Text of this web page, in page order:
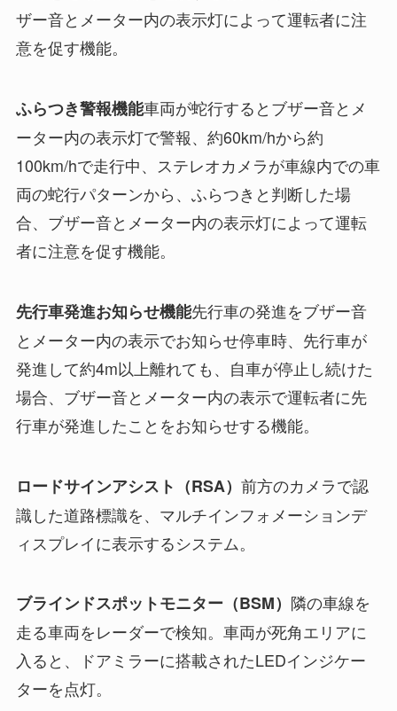
ザー音とメーター内の表示灯によって運転者に注
意を促す機能。
ふらつき警報機能車両が蛇行するとブザー音とメ
ーター内の表示灯で警報、約60km/hから約
100km/hで走行中、ステレオカメラが車線内での車
両の蛇行パターンから、ふらつきと判断した場
合、ブザー音とメーター内の表示灯によって運転
者に注意を促す機能。
先行車発進お知らせ機能先行車の発進をブザー音
とメーター内の表示でお知らせ停車時、先行車が
発進して約4m以上離れても、自車が停止し続けた
場合、ブザー音とメーター内の表示で運転者に先
行車が発進したことをお知らせする機能。
ロードサインアシスト（RSA） 前方のカメラで認
識した道路標識を、マルチインフォメーションデ
ィスプレイに表示するシステム。
ブラインドスポットモニター（BSM） 隣の車線を
走る車両をレーダーで検知。車両が死角エリアに
入ると、ドアミラーに搭載されたLEDインジケー
ターを点灯。